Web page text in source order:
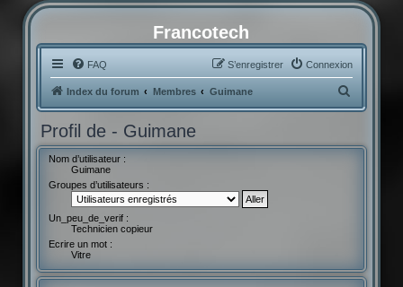
Francotech
FAQ Connexion
S’enregistrer
Index du forum Membres Guimane
e
Profil de - Guimane
Nom d’utilisateur :
Guimane
Groupes d’utilisateurs :
Un_peu_de_verif :
Technicien copieur
Ecrire un mot :
Vitre